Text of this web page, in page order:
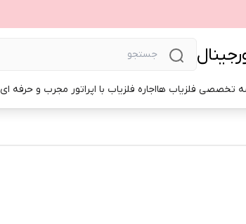
تخصصی فلزیاب هااجاره فلزیاب با اپراتور مجرب و حرفه ای